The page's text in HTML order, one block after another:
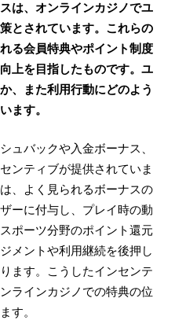
は、オンラインカジノでユ
とされています。これらの
る会員特典やポイント制度
上を目指したものです。ユ
、また利用行動にどのよう
ます。
ュバックや入金ボーナス、
ンティブが提供されていま
は、よく見られるボーナスの
ーに付与し、プレイ時の動
ポーツ分野のポイント還元
メントや利用継続を後押し
ます。こうしたインセンテ
ラインカジノでの特典の位
す。